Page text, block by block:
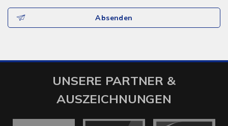
Absenden
UNSERE PARTNER &
AUSZEICHNUNGEN